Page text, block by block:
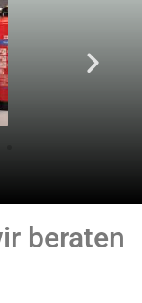
beraten